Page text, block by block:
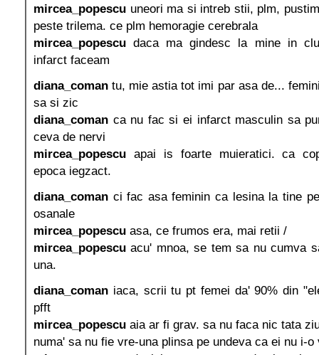
mircea_popescu uneori ma si intreb stii, plm,
peste trilema. ce plm hemoragie cerebrala
mircea_popescu daca ma gindesc la mine in
infarct faceam
diana_coman tu, mie astia tot imi par asa de...
sa si zic
diana_coman ca nu fac si ei infarct masculin sa
ceva de nervi
mircea_popescu apai is foarte muieratici. ca
epoca iegzact.
diana_coman ci fac asa feminin ca lesina la tine
osanale
mircea_popescu asa, ce frumos era, mai retii /
mircea_popescu acu' mnoa, se tem sa nu cumva
una.
diana_coman iaca, scrii tu pt femei da' 90% din
pfft
mircea_popescu aia ar fi grav. sa nu faca nic tata
numa' sa nu fie vre-una plinsa pe undeva ca ei nu i-o